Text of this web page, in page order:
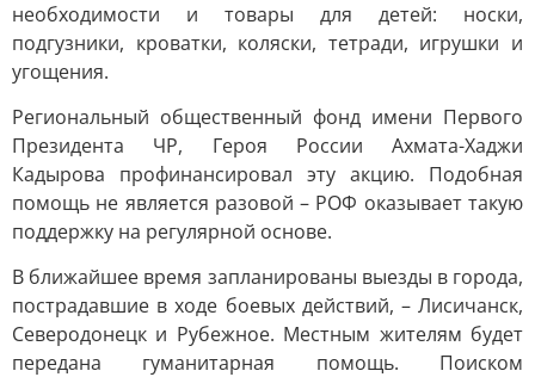
необходимости и товары для детей: носки,
подгузники, кроватки, коляски, тетради, игрушки и
угощения.
Региональный общественный фонд имени Первого
Президента ЧР, Героя России Ахмата-Хаджи
Кадырова профинансировал эту акцию. Подобная
помощь не является разовой – РОФ оказывает такую
поддержку на регулярной основе.
В ближайшее время запланированы выезды в города,
пострадавшие в ходе боевых действий, – Лисичанск,
Северодонецк и Рубежное. Местным жителям будет
передана гуманитарная помощь. Поиском